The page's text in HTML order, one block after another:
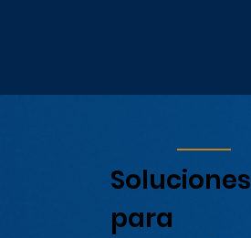
Soluciones
para